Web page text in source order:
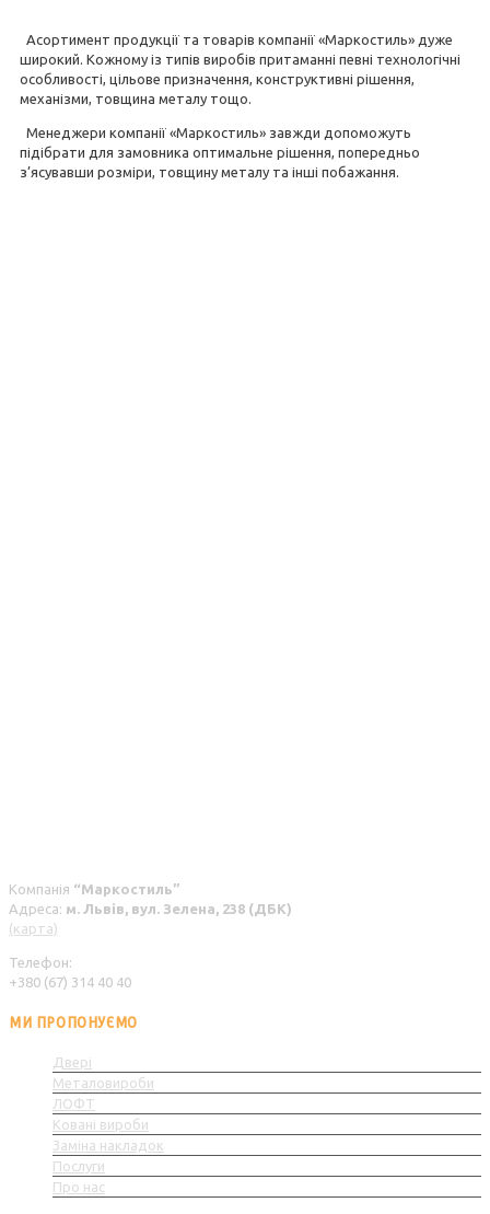
Асортимент продукції та товарів компанії «Маркостиль» дуже
широкий. Кожному із типів виробів притаманні певні технологічні
особливості, цільове призначення, конструктивні рішення,
механізми, товщина металу тощо.
Менеджери компанії «Маркостиль» завжди допоможуть
підібрати для замовника оптимальне рішення, попередньо
з’ясувавши розміри, товщину металу та інші побажання.
Компанія “Маркостиль”
Адреса: м. Львів, вул. Зелена, 238 (ДБК)
(карта)
Телефон:
+380 (67) 314 40 40
МИ ПРОПОНУЄМО
Двері
Металовироби
ЛОФТ
Ковані вироби
Заміна накладок
Послуги
Про нас